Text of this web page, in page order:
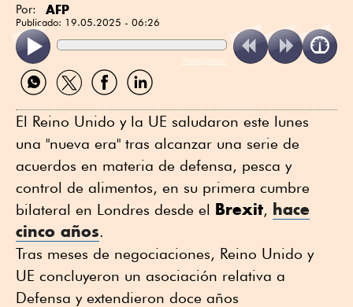
Por: AFP
Publicado: 19.05.2025 - 06:26
ReadSpeaker
Compartir
por
Compartir
por
Compartir
por
Compartir
por
El Reino Unido y la UE saludaron este lunes
una "nueva era" tras alcanzar una serie de
acuerdos en materia de defensa, pesca y
control de alimentos, en su primera cumbre
bilateral en Londres desde el Brexit, hace
cinco años.
Tras meses de negociaciones, Reino Unido y
UE concluyeron un asociación relativa a
Defensa y extendieron doce años